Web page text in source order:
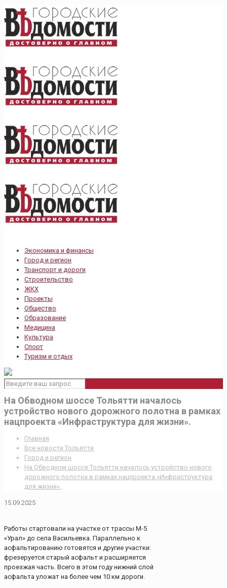
Экономика и финансы
Город и регион
Транспорт и дороги
Строительство
ЖКХ
Проекты
Общество
Образование
Медицина
Культура
Спорт
Туризм и отдых
На Обводном шоссе Тольятти началось
устройство нового дорожного полотна в рамках
нацпроекта «Инфраструктура для жизни».
Главная
Все новости Тольятти
Город и регион
На Обводном шоссе Тольятти началось устройство нового
дорожного полотна в рамках нацпроекта «Инфраструктура
для жизни».
15.09.2025
Работы стартовали на участке от трассы М-5
«Урал» до села Васильевка. Параллельно к
асфальтированию готовятся и другие участки:
фрезеруется старый асфальт и расширяется
проезжая часть. Всего в этом году нижний слой
асфальта уложат на более чем 10 км дороги.